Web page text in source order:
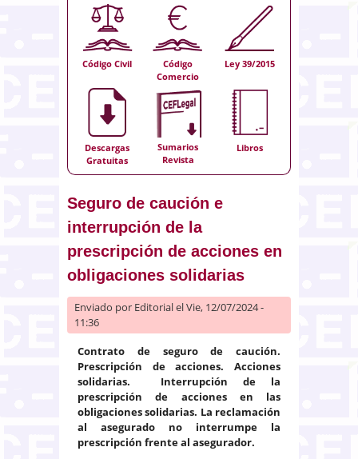
Código Civil
Código
Comercio
Ley 39/2015
Descargas
Gratuitas
Sumarios
Revista
Libros
Seguro de caución e
interrupción de la
prescripción de acciones en
obligaciones solidarias
Enviado por Editorialel Vie, 12/07/2024 -
11:36
Contrato de seguro de caución.
Prescripción de acciones. Acciones
solidarias. Interrupción de la
prescripción de acciones en las
obligaciones solidarias. La reclamación
al asegurado no interrumpe la
prescripción frente al asegurador.